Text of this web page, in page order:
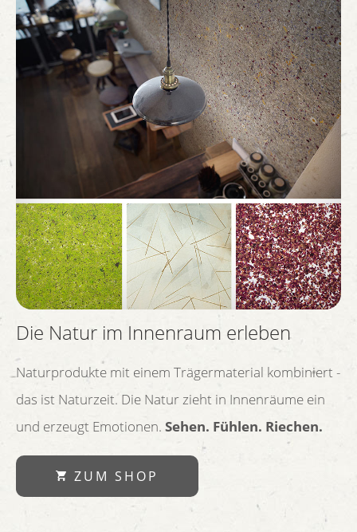
Die Natur im Innenraum erleben
Naturprodukte mit einem Trägermaterial kombiniert -
das ist Naturzeit. Die Natur zieht in Innenräume ein
und erzeugt Emotionen. Sehen. Fühlen. Riechen.
ZUM SHOP